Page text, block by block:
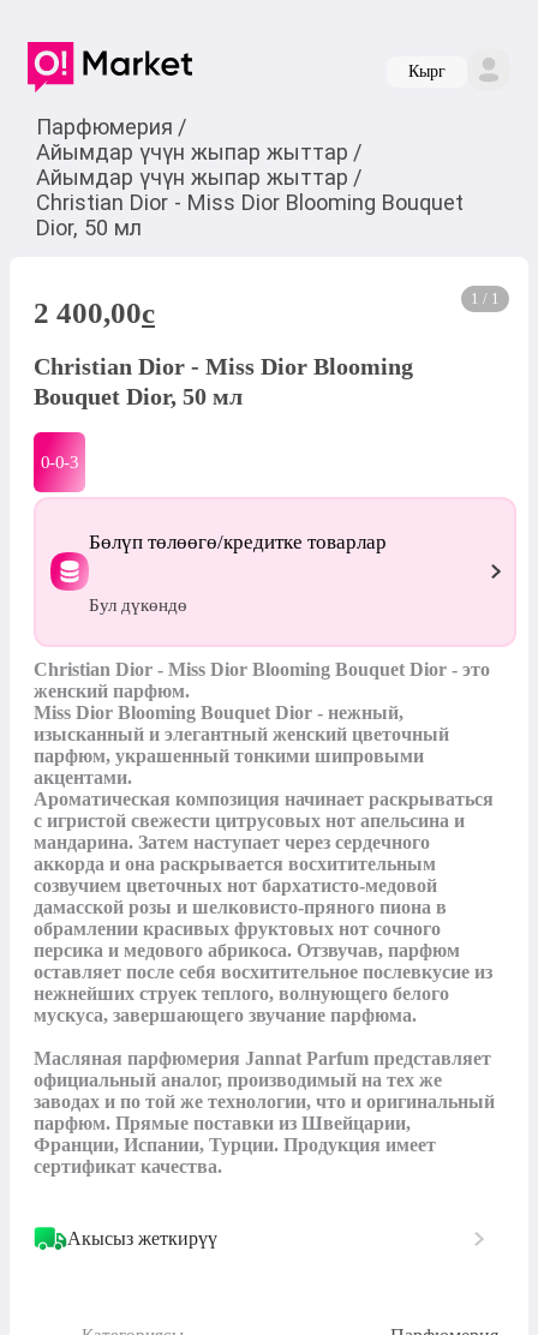
Кырг
Парфюмерия /
Айымдар үчүн жыпар жыттар /
Айымдар үчүн жыпар жыттар /
Christian Dior - Miss Dior Blooming Bouquet
Dior, 50 мл
1 / 1
2 400,00c
Christian Dior - Miss Dior Blooming
Bouquet Dior, 50 мл
0-0-3
Бөлүп төлөөгө/кредитке товарлар
Бул дүкөндө
Christian Dior - Miss Dior Blooming Bouquet Dior - это
женский парфюм.
Miss Dior Blooming Bouquet Dior - нежный,
изысканный и элегантный женский цветочный
парфюм, украшенный тонкими шипровыми
акцентами.
Ароматическая композиция начинает раскрываться
с игристой свежести цитрусовых нот апельсина и
мандарина. Затем наступает через сердечного
аккорда и она раскрывается восхитительным
созвучием цветочных нот бархатисто-медовой
дамасской розы и шелковисто-пряного пиона в
обрамлении красивых фруктовых нот сочного
персика и медового абрикоса. Отзвучав, парфюм
оставляет после себя восхитительное послевкусие из
нежнейших струек теплого, волнующего белого
мускуса, завершающего звучание парфюма.
Масляная парфюмерия Jannat Parfum представляет
официальный аналог, производимый на тех же
заводах и по той же технологии, что и оригинальный
парфюм. Прямые поставки из Швейцарии,
Франции, Испании, Турции. Продукция имеет
сертификат качества.
Акысыз жеткирүү